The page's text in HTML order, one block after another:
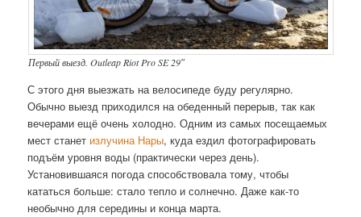
Первый выезд. Outleap Riot Pro SE 29″
С этого дня выезжать на велосипеде буду регулярно.
Обычно выезд приходился на обеденный перерыв, так как
вечерами ещё очень холодно. Одним из самых посещаемых
мест станет излучина Нары, куда ездил фотографировать
подъём уровня воды (практически через день).
Установившаяся погода способствовала тому, чтобы
кататься больше: стало тепло и солнечно. Даже как-то
необычно для середины и конца марта.